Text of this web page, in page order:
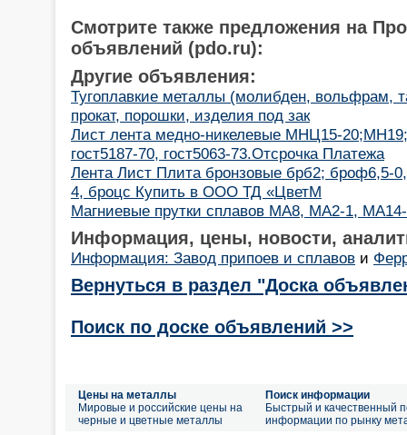
Смотрите также предложения на
объявлений (pdo.ru):
Другие объявления:
Тугоплавкие металлы (молибден, вольфрам,
прокат, порошки, изделия под зак
Лист лента медно-никелевые МНЦ15-
гост5187-70, гост5063-73.Отсрочка Платежа
Лента Лист Плита бронзовые брб2; броф6,5-
4, броцс Купить в ООО ТД «ЦветМ
Магниевые прутки сплавов МА8, МА2-1,
Информация, цены, новости,
Информация: Завод припоев и сплавов и
Вернуться в раздел "Доска
Поиск по доске объявлений >>
Цены на металлы
Мировые и российские цены на
черные и цветные металлы
Поиск информации
Быстрый и качественный
информации по рынку